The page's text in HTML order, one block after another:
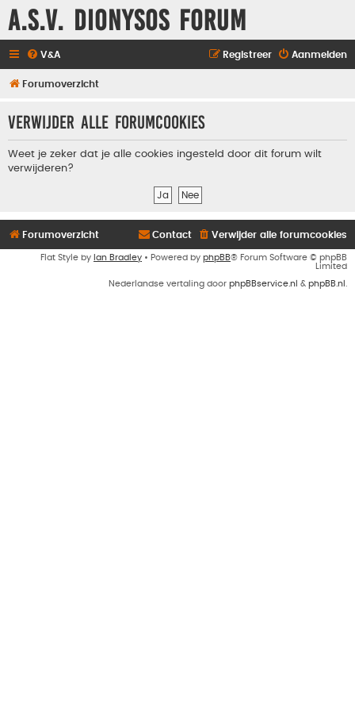
A.S.V. Dionysos Forum
V&A Aanmelden
Registreer
Forumoverzicht
Verwijder alle forumcookies
Weet je zeker dat je alle cookies ingesteld door dit forum wilt
verwijderen?
Forumoverzicht Verwijder alle forumcookies
Contact
Flat Style by Ian Bradley • Powered by phpBB® Forum Software © phpBB
Limited
Nederlandse vertaling door phpBBservice.nl & phpBB.nl